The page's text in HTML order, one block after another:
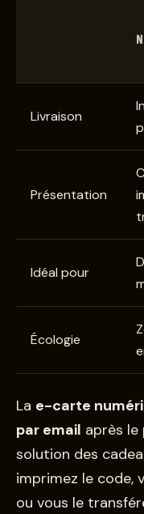
Livraison
Présentation
Idéal pour
Écologie
La e-carte
par email après le
solution des
imprimez le code,
ou vous le